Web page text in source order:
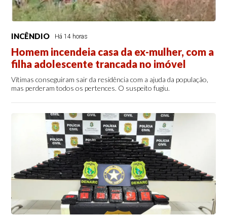
INCÊNDIO Há 14 horas
Homem incendeia casa da ex-mulher, com a
filha adolescente trancada no imóvel
Vítimas conseguiram sair da residência com a ajuda da população,
mas perderam todos os pertences. O suspeito fugiu.